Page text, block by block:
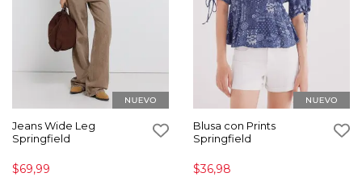
Jeans Wide Leg
Springfield
$69,99
Blusa con Prints
Springfield
$36,98